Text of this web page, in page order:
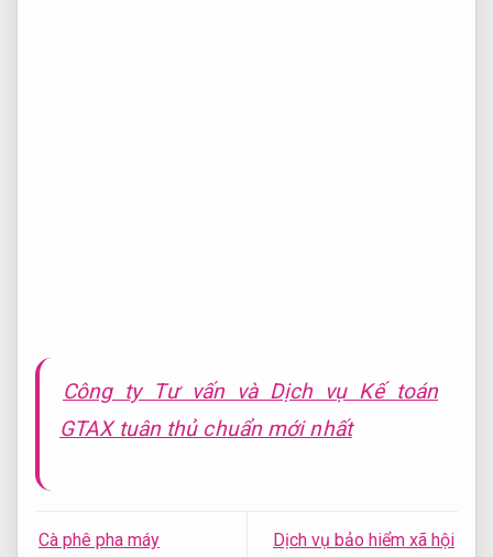
Công ty Tư vấn và Dịch vụ Kế toán
GTAX tuân thủ chuẩn mới nhất
Cà phê pha máy Dịch vụ bảo hiểm xã hội